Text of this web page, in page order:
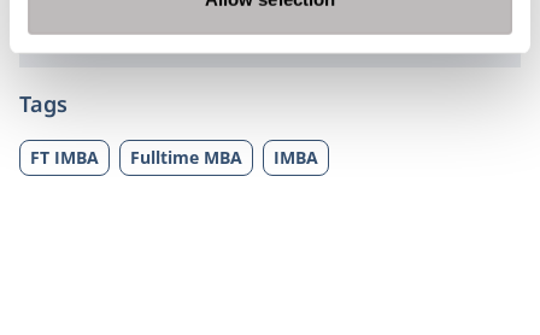
omzetten in duurzaam leiderschapsgedrag.
Tags
FT IMBA Fulltime MBA IMBA